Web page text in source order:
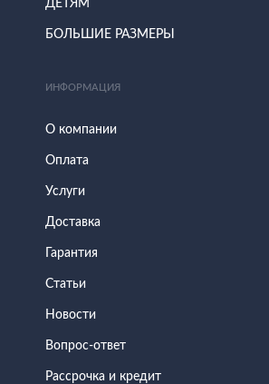
ДЕТЯМ
БОЛЬШИЕ РАЗМЕРЫ
ИНФОРМАЦИЯ
О компании
Оплата
Услуги
Доставка
Гарантия
Статьи
Новости
Вопрос-ответ
Рассрочка и кредит